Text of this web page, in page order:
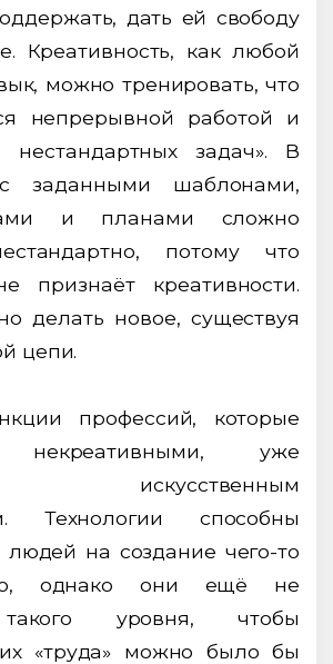
дать ей свободу
Креативность, как любой
можно тренировать, что
непрерывной работой и
нестандартных задач». В
заданными шаблонами,
и планами сложно
потому что
признаёт креативности.
делать новое, существуя
цепи.
профессий, которые
некреативными, уже
искусственным
Технологии способны
людей на создание чего-то
однако они ещё не
уровня, чтобы
их «труда» можно было бы